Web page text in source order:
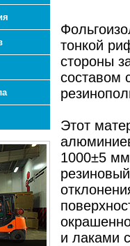
тонкой
стороны
составом
Этот
1000±5
и лаками